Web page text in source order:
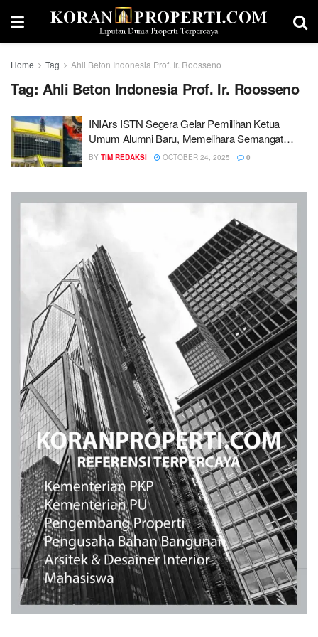
Home Tag Ahli Beton Indonesia Prof. Ir. Roosseno
Tag: Ahli Beton Indonesia Prof. Ir. Roosseno
INIArs ISTN Segera Gelar Pemilihan Ketua
Umum Alumni Baru, Memelihara Semangat
Kebersamaan
BY TIM REDAKSI OCTOBER 24, 2025 0